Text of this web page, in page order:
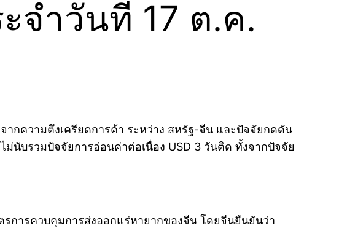
จำวันที่ 17 ต.ค.
ากความตึงเครียดการค้า ระหว่าง สหรัฐ-จีน และปัจจัยกดดัน
นับรวมปัจจัยการอ่อนค่าต่อเนื่อง USD 3 วันติด ทั้งจากปัจจัย
ารควบคุมการส่งออกแร่หายากของจีน โดยจีนยืนยันว่า